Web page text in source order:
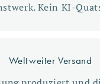
Kein KI-
Weltweiter Versand